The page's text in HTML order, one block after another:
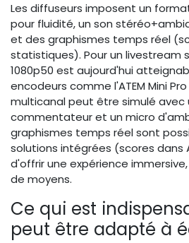
Les diffuseurs imposent un
pour fluidité, un son
et des graphismes temps réel
statistiques). Pour un livestream
1080p50 est aujourd'hui
encodeurs comme l'ATEM Mini
multicanal peut être simulé avec
commentateur et un micro
graphismes temps réel sont
solutions intégrées (scores dans
d'offrir une expérience
de moyens.
Ce qui est
peut être adapté à